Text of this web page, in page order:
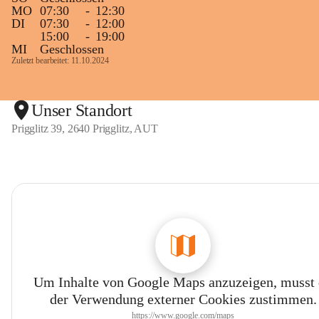
MO 07:30 - 12:30
DI
07:30 - 12:00
15:00
- 19:00
MI
Geschlossen
Zuletzt bearbeitet: 11.10.2024
Unser Standort
Prigglitz 39, 2640 Prigglitz, AUT
Um Inhalte von Google Maps anzuzeigen, musst
der Verwendung externer Cookies zustimmen.
https://www.google.com/maps